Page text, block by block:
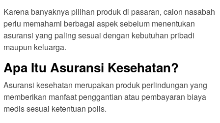
Karena banyaknya pilihan produk di pasaran, calon nasabah
perlu memahami berbagai aspek sebelum menentukan
asuransi yang paling sesuai dengan kebutuhan pribadi
maupun keluarga.
Apa Itu Asuransi Kesehatan?
Asuransi kesehatan merupakan produk perlindungan yang
memberikan manfaat penggantian atau pembayaran biaya
medis sesuai ketentuan polis.